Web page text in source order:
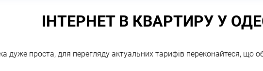
ІНТЕРНЕТ В КВАРТИРУ У
дуже проста, для перегляду актуальних тарифів переконайтеся, що